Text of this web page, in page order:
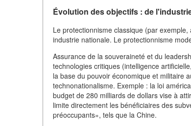
Évolution des objectifs : de
Le protectionnisme classique (par
industrie nationale. Le protectionnisme
Assurance de la souveraineté et du
technologies critiques (intelligence
la base du pouvoir économique et militaire
technonationalisme. Exemple : la loi
budget de 280 milliards de dollars vise à
limite directement les bénéficiaires des
préoccupants», tels que la Chine.